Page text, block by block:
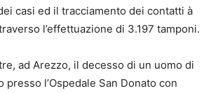
casi ed il tracciamento dei contatti à
l’effettuazione di 3.197 tamponi.
ad Arezzo, il decesso di un uomo di
presso l’Ospedale San Donato con